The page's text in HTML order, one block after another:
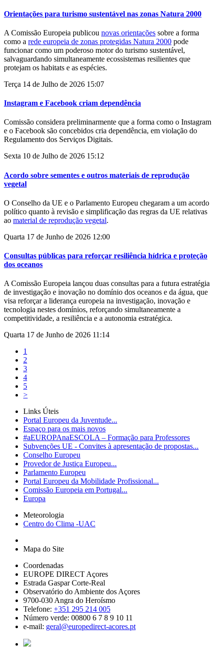
Orientações para turismo sustentável nas zonas Natura 2000
A Comissão Europeia publicou novas orientações sobre a forma
como a rede europeia de zonas protegidas Natura 2000 pode
funcionar como um poderoso motor do turismo sustentável,
salvaguardando simultaneamente ecossistemas resilientes que
protejam os habitats e as espécies.
Terça 14 de Julho de 2026 15:07
Instagram e Facebook criam dependência
Comissão considera preliminarmente que a forma como o Instagram
e o Facebook são concebidos cria dependência, em violação do
Regulamento dos Serviços Digitais.
Sexta 10 de Julho de 2026 15:12
Acordo sobre sementes e outros materiais de reprodução
vegetal
O Conselho da UE e o Parlamento Europeu chegaram a um acordo
político quanto à revisão e simplificação das regras da UE relativas
ao material de reprodução vegetal.
Quarta 17 de Junho de 2026 12:00
Consultas públicas para reforçar resiliência hídrica e proteção
dos oceanos
A Comissão Europeia lançou duas consultas para a futura estratégia
de investigação e inovação no domínio dos oceanos e da água, que
visa reforçar a liderança europeia na investigação, inovação e
tecnologia nestes domínios, reforçando simultaneamente a
competitividade, a resiliência e a autonomia estratégica.
Quarta 17 de Junho de 2026 11:14
1
2
3
4
5
>
Links Úteis
Portal Europeu da Juventude...
Espaço para os mais novos
#aEUROPAnaESCOLA – Formação para Professores
Subvenções UE - Convites à apresentação de propostas...
Conselho Europeu
Provedor de Justiça Europeu...
Parlamento Europeu
Portal Europeu da Mobilidade Profissional...
Comissão Europeia em Portugal...
Europa
Meteorologia
Centro do Clima -UAC
Mapa do Site
Coordenadas
EUROPE DIRECT Açores
Estrada Gaspar Corte-Real
Observatório do Ambiente dos Açores
9700-030 Angra do Heroísmo
Telefone: +351 295 214 005
Número verde: 00800 6 7 8 9 10 11
e-mail: geral@europedirect-acores.pt